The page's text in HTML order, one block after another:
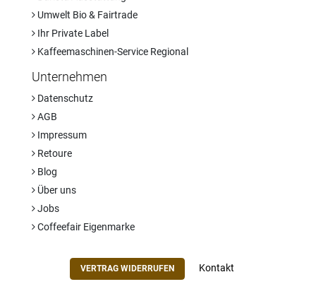
Umwelt Bio & Fairtrade
Ihr Private Label
Kaffeemaschinen-Service Regional
Unternehmen
Datenschutz
AGB
Impressum
Retoure
Blog
Über uns
Jobs
Coffeefair Eigenmarke
VERTRAG WIDERRUFEN Kontakt